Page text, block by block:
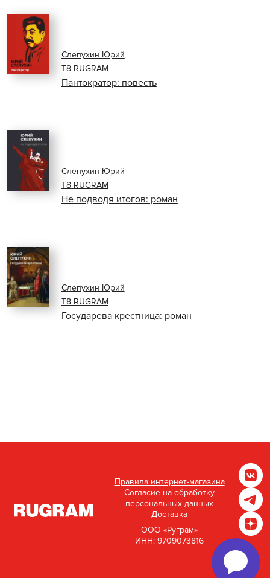
Пантократор: повесть
Слепухин Юрий
Т8 RUGRAM
Не подводя итогов: роман
Слепухин Юрий
Т8 RUGRAM
Государева крестница: роман
Слепухин Юрий
Т8 RUGRAM
Правила интернет-магазина
Согласие на обработку
персональных данных
Доставка
ООО «Руграм»
ИНН: 9709073816